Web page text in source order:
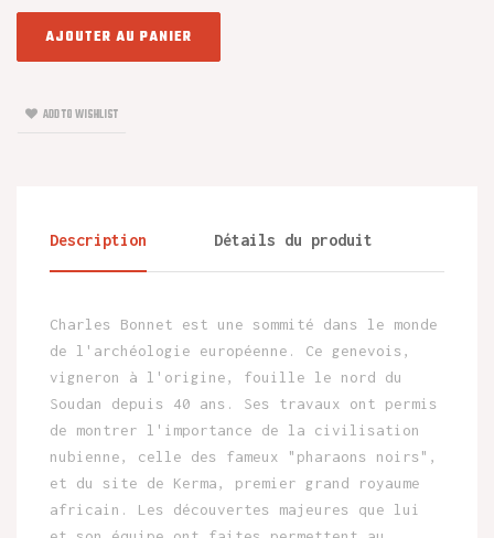
AJOUTER AU PANIER
ADD TO WISHLIST
Description Détails du produit
Charles Bonnet est une sommité dans le monde
de l'archéologie européenne. Ce genevois,
vigneron à l'origine, fouille le nord du
Soudan depuis 40 ans. Ses travaux ont permis
de montrer l'importance de la civilisation
nubienne, celle des fameux "pharaons noirs",
et du site de Kerma, premier grand royaume
africain. Les découvertes majeures que lui